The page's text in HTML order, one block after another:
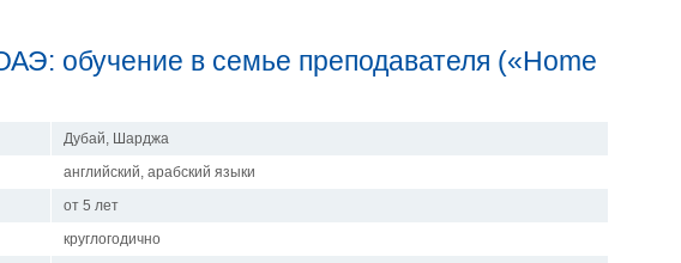
обучение в семье преподавателя («Home
Дубай, Шарджа
английский, арабский языки
от 5 лет
круглогодично